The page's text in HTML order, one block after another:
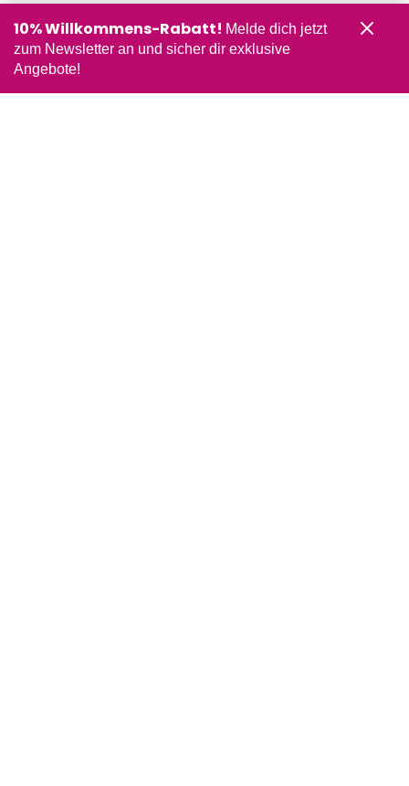
10% Willkommens-Rabatt! Melde dich jetzt
zum Newsletter an und sicher dir exklusive
Angebote!